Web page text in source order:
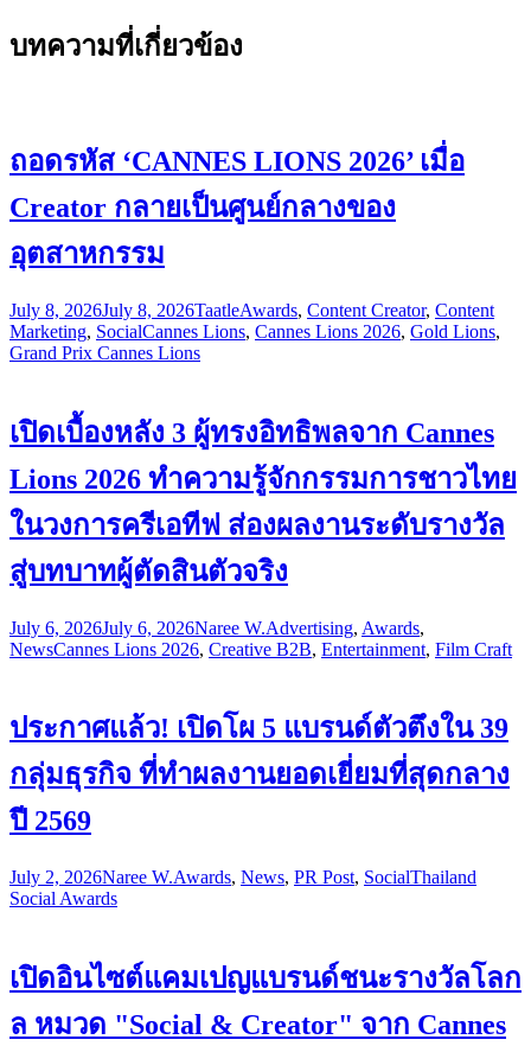
บทความที่เกี่ยวข้อง
ถอดรหัส ‘CANNES LIONS 2026’ เมื่อ
Creator กลายเป็นศูนย์กลางของ
อุตสาหกรรม
July 8, 2026July 8, 2026TaatleAwards, Content Creator, Content
Marketing, SocialCannes Lions, Cannes Lions 2026, Gold Lions,
Grand Prix Cannes Lions
เปิดเบื้องหลัง 3 ผู้ทรงอิทธิพลจาก Cannes
Lions 2026 ทำความรู้จักกรรมการชาวไทย
ในวงการครีเอทีฟ ส่องผลงานระดับรางวัล
สู่บทบาทผู้ตัดสินตัวจริง
July 6, 2026July 6, 2026Naree W.Advertising, Awards,
NewsCannes Lions 2026, Creative B2B, Entertainment, Film Craft
ประกาศแล้ว! เปิดโผ 5 แบรนด์ตัวตึงใน 39
กลุ่มธุรกิจ ที่ทำผลงานยอดเยี่ยมที่สุดกลาง
ปี 2569
July 2, 2026Naree W.Awards, News, PR Post, SocialThailand
Social Awards
เปิดอินไซต์แคมเปญแบรนด์ชนะรางวัลโลก
ล หมวด "Social & Creator" จาก Cannes